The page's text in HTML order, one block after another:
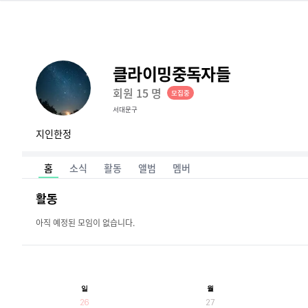
클라이밍중독자들
회원 15 명
모집중
서대문구
지인한정
홈 소식 활동 앨범 멤버
활동
아직 예정된 모임이 없습니다.
일 월
26 27